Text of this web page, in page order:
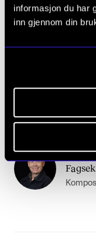
informasjon du har
inn gjennom din
Rune